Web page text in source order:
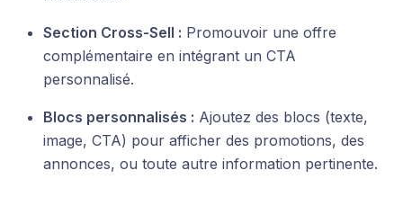
Section Cross‑Sell : Promouvoir une offre
complémentaire en intégrant un CTA
personnalisé.
Blocs personnalisés : Ajoutez des blocs (texte,
image, CTA) pour afficher des promotions, des
annonces, ou toute autre information pertinente.